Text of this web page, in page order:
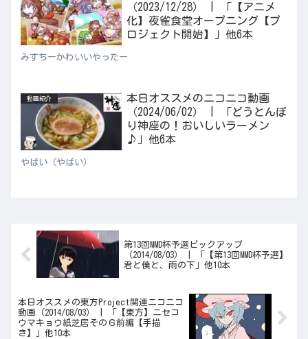
（2023/12/28） | 「【アニメ
化】夜雀食堂オープニング【プ
ロジェクト開始】」他6本
みすちーかわいいやったー
動画紹介
本日オススメのニコニコ動画
（2024/06/02） | 「どうとんぼ
り神座の！おいしいラーメン
♪」他6本
やばい（やばい）
第13回MMD杯予選ピックアップ
（2014/08/03） | 「【第13回MMD杯予選】
君と僕と、雨の下」他10本
本日オススメの東方Project関連ニコニコ
動画（2014/08/03） | 「【東方】ニセコ
ウマキョウ紙芝居その６前編【手描
き】」他10本